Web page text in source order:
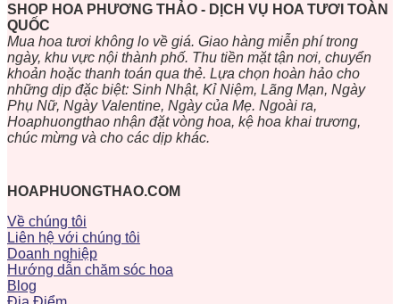
SHOP HOA PHƯƠNG THẢO - DỊCH VỤ HOA TƯƠI TOÀN
QUỐC
Mua hoa tươi không lo về giá. Giao hàng miễn phí trong
ngày, khu vực nội thành phố. Thu tiền mặt tận nơi, chuyển
khoản hoặc thanh toán qua thẻ. Lựa chọn hoàn hảo cho
những dịp đặc biệt: Sinh Nhật, Kỉ Niệm, Lãng Mạn, Ngày
Phụ Nữ, Ngày Valentine, Ngày của Mẹ. Ngoài ra,
Hoaphuongthao nhận đặt vòng hoa, kệ hoa khai trương,
chúc mừng và cho các dịp khác.
HOAPHUONGTHAO.COM
Về chúng tôi
Liên hệ với chúng tôi
Doanh nghiệp
Hướng dẫn chăm sóc hoa
Blog